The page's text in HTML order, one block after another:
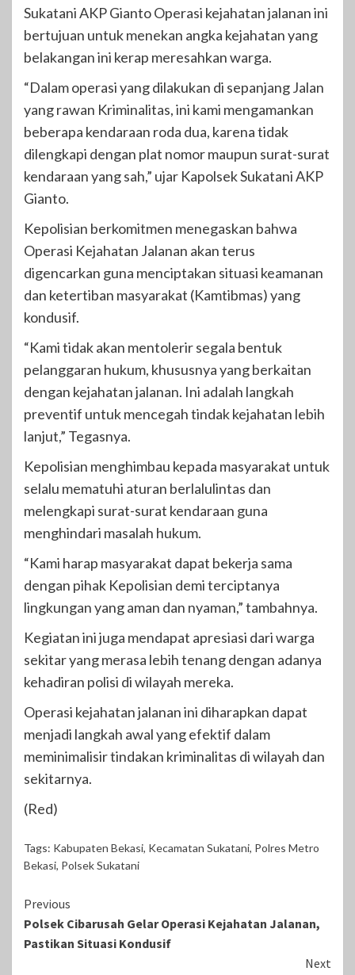
Sukatani AKP Gianto Operasi kejahatan jalanan ini
bertujuan untuk menekan angka kejahatan yang
belakangan ini kerap meresahkan warga.
“Dalam operasi yang dilakukan di sepanjang Jalan
yang rawan Kriminalitas, ini kami mengamankan
beberapa kendaraan roda dua, karena tidak
dilengkapi dengan plat nomor maupun surat-surat
kendaraan yang sah,” ujar Kapolsek Sukatani AKP
Gianto.
Kepolisian berkomitmen menegaskan bahwa
Operasi Kejahatan Jalanan akan terus
digencarkan guna menciptakan situasi keamanan
dan ketertiban masyarakat (Kamtibmas) yang
kondusif.
“Kami tidak akan mentolerir segala bentuk
pelanggaran hukum, khususnya yang berkaitan
dengan kejahatan jalanan. Ini adalah langkah
preventif untuk mencegah tindak kejahatan lebih
lanjut,” Tegasnya.
Kepolisian menghimbau kepada masyarakat untuk
selalu mematuhi aturan berlalulintas dan
melengkapi surat-surat kendaraan guna
menghindari masalah hukum.
“Kami harap masyarakat dapat bekerja sama
dengan pihak Kepolisian demi terciptanya
lingkungan yang aman dan nyaman,” tambahnya.
Kegiatan ini juga mendapat apresiasi dari warga
sekitar yang merasa lebih tenang dengan adanya
kehadiran polisi di wilayah mereka.
Operasi kejahatan jalanan ini diharapkan dapat
menjadi langkah awal yang efektif dalam
meminimalisir tindakan kriminalitas di wilayah dan
sekitarnya.
(Red)
Tags: Kabupaten Bekasi, Kecamatan Sukatani, Polres Metro
Bekasi, Polsek Sukatani
Continue
Reading
Previous
Polsek Cibarusah Gelar Operasi Kejahatan Jalanan,
Pastikan Situasi Kondusif
Next